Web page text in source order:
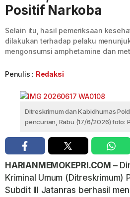
Positif Narkoba
Selain itu, hasil pemeriksaan
dilakukan terhadap pelaku
mengonsumsi amphetamine dan
Penulis : Redaksi
Ditreskrimum dan Kabidhumas
pencurian, Rabu (17/6/2026) foto:
HARIANMEMOKEPRI.COM –
Kriminal Umum (Ditreskrimum)
Subdit III Jatanras berhasil